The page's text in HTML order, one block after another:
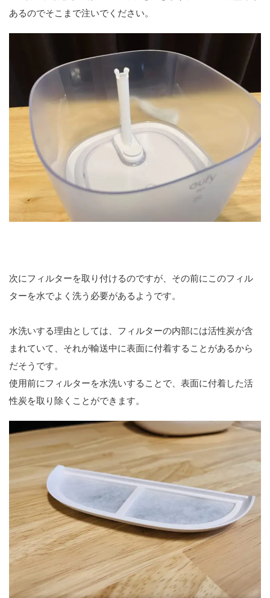
あるのでそこまで注いでください。
次にフィルターを取り付けるのですが、その前にこのフィル
ターを水でよく洗う必要があるようです。
水洗いする理由としては、フィルターの内部には活性炭が含
まれていて、それが輸送中に表面に付着することがあるから
だそうです。
使用前にフィルターを水洗いすることで、表面に付着した活
性炭を取り除くことができます。